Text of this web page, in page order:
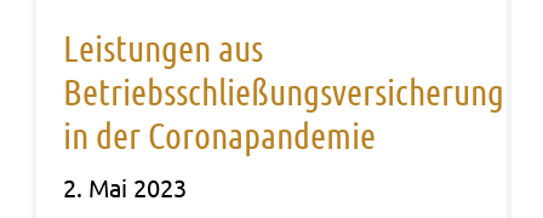
Leistungen aus
Betriebsschließungsversicherung
in der Coronapandemie
2. Mai 2023